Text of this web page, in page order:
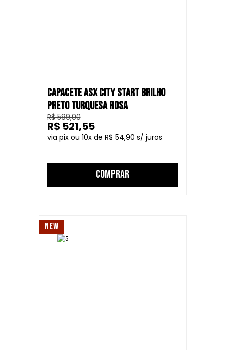
CAPACETE ASX CITY START BRILHO
PRETO TURQUESA ROSA
R$ 599,00
10
R$ 54,90
R$ 521,55
COMPRAR
NEW